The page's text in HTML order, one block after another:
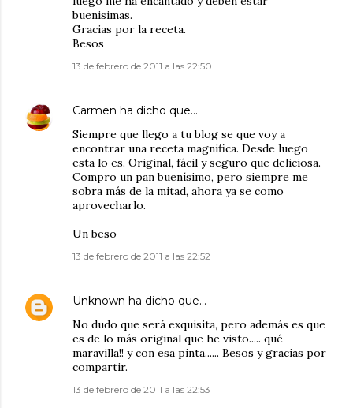
buenisimas.
Gracias por la receta.
Besos
13 de febrero de 2011 a las 22:50
Carmen ha dicho que…
Siempre que llego a tu blog se que voy a
encontrar una receta magnifica. Desde luego
esta lo es. Original, fácil y seguro que deliciosa.
Compro un pan buenísimo, pero siempre me
sobra más de la mitad, ahora ya se como
aprovecharlo.
Un beso
13 de febrero de 2011 a las 22:52
Unknown ha dicho que…
No dudo que será exquisita, pero además es que
es de lo más original que he visto..... qué
maravilla!! y con esa pinta...... Besos y gracias por
compartir.
13 de febrero de 2011 a las 22:53